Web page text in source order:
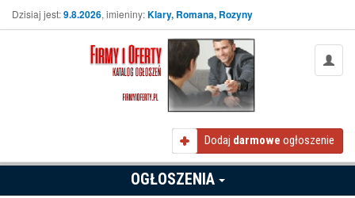
Dzisiaj jest:9.8.2026, imieniny:Klary, Romana, Rozyny
Dodaj darmowe ogłoszenie
OGŁOSZENIA